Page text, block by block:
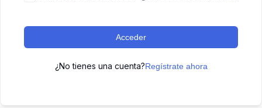
Acceder
¿No tienes una cuenta?Regístrate ahora